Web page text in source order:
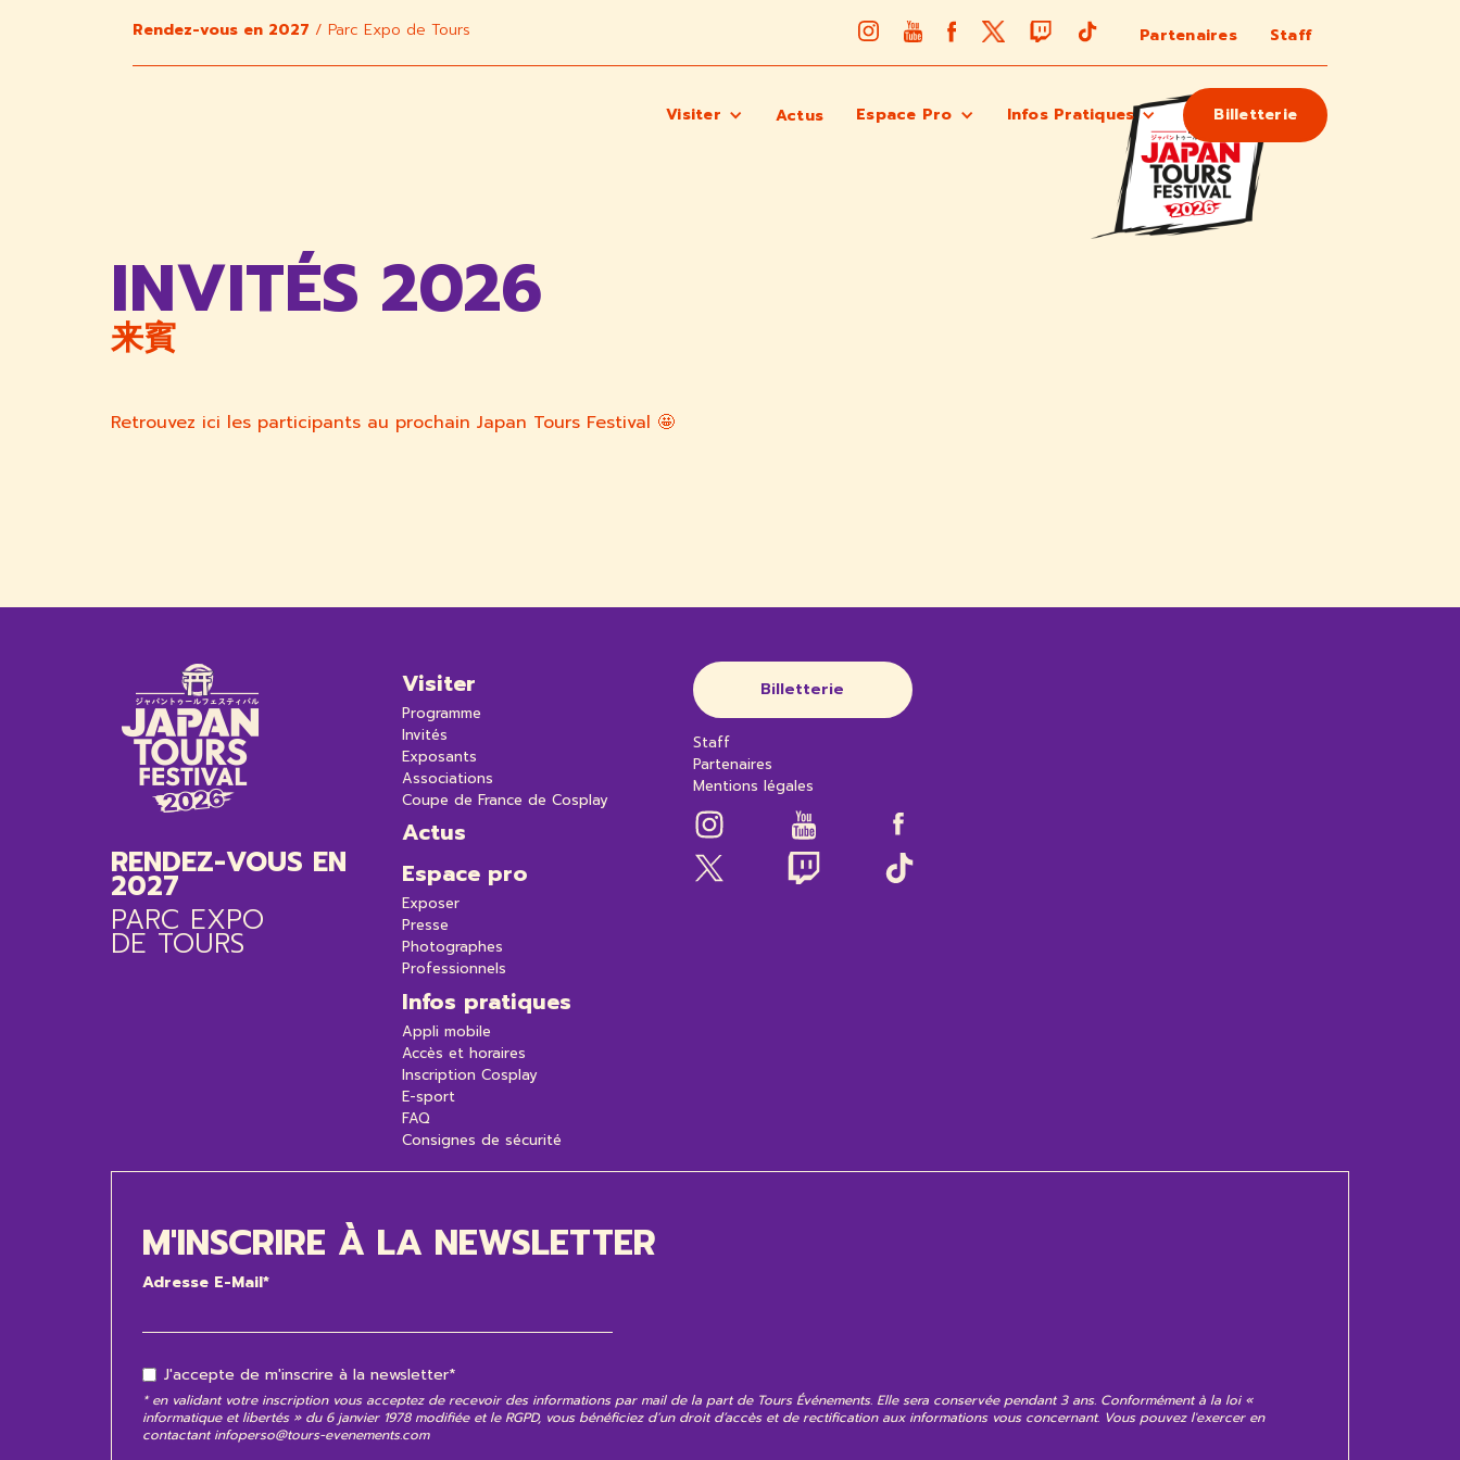
Rendez-vous en 2027 / Parc Expo de Tours Partenaires Staff
Visiter Actus Espace Pro Infos Pratiques Billetterie
INVITÉS 2026
来賓
Retrouvez ici les participants au prochain Japan Tours Festival 🤩
RENDEZ-VOUS EN
2027
PARC EXPO
DE TOURS
Visiter
Programme
Invités
Exposants
Associations
Coupe de France de Cosplay
Actus
Espace pro
Exposer
Presse
Photographes
Professionnels
Infos pratiques
Appli mobile
Accès et horaires
Inscription Cosplay
E-sport
FAQ
Consignes de sécurité
Billetterie
Staff
Partenaires
Mentions légales
M'INSCRIRE À LA NEWSLETTER
Adresse E-Mail*
J'accepte de m'inscrire à la newsletter*
* en validant votre inscription vous acceptez de recevoir des informations par mail de la part de Tours Événements. Elle sera conservée pendant 3 ans. Conformément à la loi «
informatique et libertés » du 6 janvier 1978 modifiée et le RGPD, vous bénéficiez d’un droit d’accès et de rectification aux informations vous concernant. Vous pouvez l'exercer en
contactantinfoperso@tours-evenements.com